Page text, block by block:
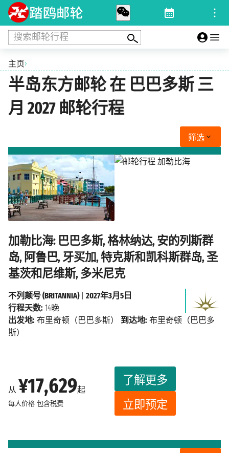
搜索邮轮行程
主页›
半岛东方邮轮 在 巴巴多斯 三
月 2027 邮轮行程
筛选
加勒比海: 巴巴多斯, 格林纳达, 安的列斯群
岛, 阿鲁巴, 牙买加, 特克斯和凯科斯群岛, 圣
基茨和尼维斯, 多米尼克
从 ¥17,629起
每人价格 包含税费
了解更多
立即预定
不列颠号 (BRITANNIA)| 2027年3月5日
行程天数: 14晚
出发地: 布里奇顿（巴巴多斯） 到达地: 布里奇顿（巴巴多
斯）